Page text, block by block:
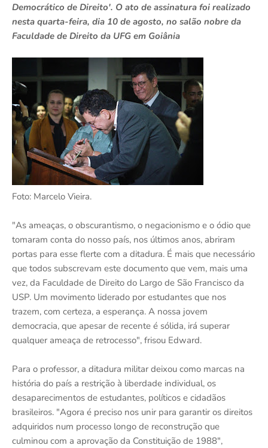
Democrático de Direito'. O ato de assinatura foi realizado
nesta quarta-feira, dia 10 de agosto, no salão nobre da
Faculdade de Direito da UFG em Goiânia
Foto: Marcelo Vieira.
"As ameaças, o obscurantismo, o negacionismo e o ódio que
tomaram conta do nosso país, nos últimos anos, abriram
portas para esse flerte com a ditadura. É mais que necessário
que todos subscrevam este documento que vem, mais uma
vez, da Faculdade de Direito do Largo de São Francisco da
USP. Um movimento liderado por estudantes que nos
trazem, com certeza, a esperança. A nossa jovem
democracia, que apesar de recente é sólida, irá superar
qualquer ameaça de retrocesso", frisou Edward.
Para o professor, a ditadura militar deixou como marcas na
história do país a restrição à liberdade individual, os
desaparecimentos de estudantes, políticos e cidadãos
brasileiros. "Agora é preciso nos unir para garantir os direitos
adquiridos num processo longo de reconstrução que
culminou com a aprovação da Constituição de 1988",